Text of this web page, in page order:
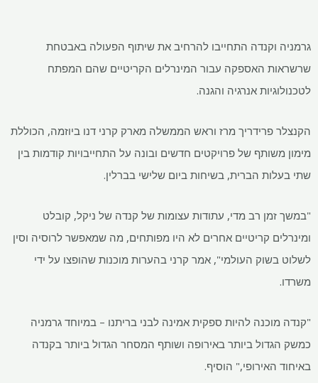
גרמניה וקנדה התחייבו להרחיב את שיתוף הפעולה באבטחת
שרשראות האספקה ​​עבור המינרלים הקריטיים שהם המפתח
לטכנולוגיות אנרגיה והגנה.
הקנצלר פרידריך מרז וראש הממשלה מארק קרני דנו ביוזמה, הכוללת
מימון משותף של פרויקטים חדשים ובונה על התחייבויות קודמות בין
שתי בעלות הברית, בשיחות ביום שלישי בברלין.
"במשך זמן רב מדי, עתודות עצומות של קנדה של ניקל, קובלט
ומינרלים קריטיים אחרים לא היו מפותחים, מה שמאפשר לרוסיה וסין
לשלוט בשוק העולמי", אמר קרני בהערות מוכנות שהופצו על ידי
משרדו.
"קנדה מוכנה להיות ספקית אמינה לבני בריתנו – במיוחד גרמניה
כמשק הגדול ביותר באירופה ושותף המסחר הגדול ביותר בקנדה
באיחוד האירופי," הוסיף.